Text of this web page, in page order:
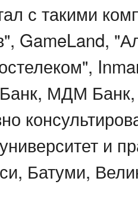
с такими
GameLand,
МДМ
и
Батуми,